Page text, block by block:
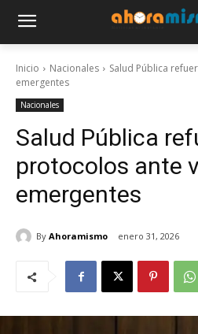
Inicio Nacionales
Salud Pública
emergentes
Nacionales
Salud Pública
protocolos ante
emergentes
By Ahoramismo enero 31, 2026